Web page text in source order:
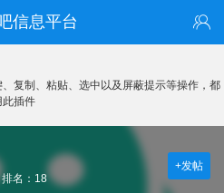
信息平台
复制、粘贴、选中以及屏蔽提示等操作，都
此插件
排名：18
+发帖